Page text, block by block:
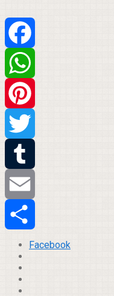
Facebook
WhatsApp
Pinterest
Twitter
Tumblr
Email
Compartilhar
Facebook